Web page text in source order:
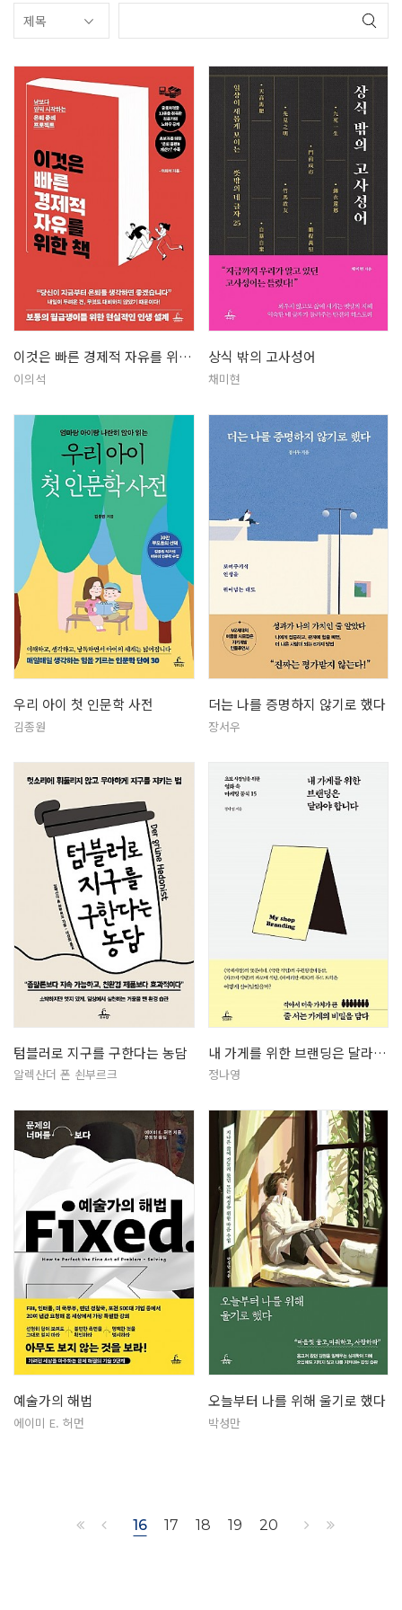
이것은 빠른 경제적 자유를 위한 책
이의석
상식 밖의 고사성어
채미현
우리 아이 첫 인문학 사전
김종원
더는 나를 증명하지 않기로 했다
장서우
텀블러로 지구를 구한다는 농담
알렉산더 폰 쇤부르크
내 가게를 위한 브랜딩은 달라야 합니…
정나영
예술가의 해법
에이미 E. 허먼
오늘부터 나를 위해 울기로 했다
박성만
16 17 18 19 20